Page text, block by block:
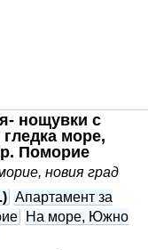
нощувки с
море,
Поморие
новия град
) Апартамент за
На море, Южно